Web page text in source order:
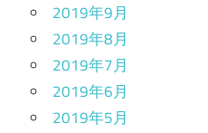
2019年9月
2019年8月
2019年7月
2019年6月
2019年5月